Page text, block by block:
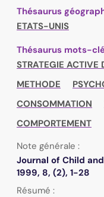
Thésaurus
ETATS-UNIS
Thésaurus mots-
STRATEGIE ACTIVE
METHODE
CONSOMMATION
COMPORTEMENT
Note générale :
Journal of Child
1999, 8, (2), 1-28
Résumé :